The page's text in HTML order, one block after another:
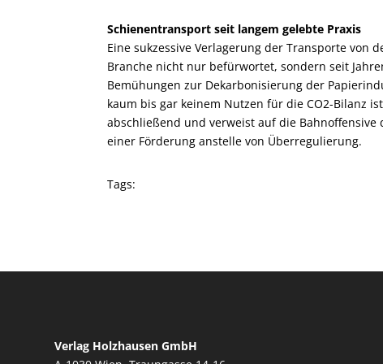
Schienentransport seit langem gelebte Praxis
Eine sukzessive Verlagerung der Transporte von
Branche nicht nur befürwortet, sondern seit
Bemühungen zur Dekarbonisierung der
kaum bis gar keinem Nutzen für die CO2-Bilanz
abschließend und verweist auf die
einer Förderung anstelle von Überregulierung.
Tags:
Verlag Holzhausen GmbH